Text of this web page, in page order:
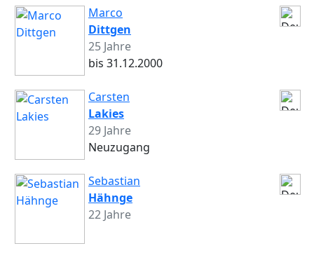
Marco
Dittgen
25 Jahre
bis 31.12.2000
Carsten
Lakies
29 Jahre
Neuzugang
Sebastian
Hähnge
22 Jahre